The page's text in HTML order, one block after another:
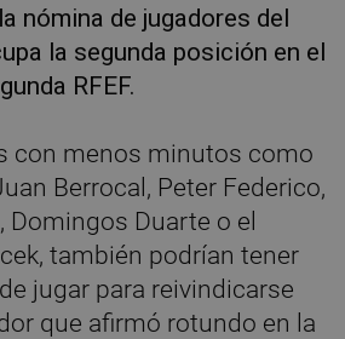
nómina de jugadores del
la segunda posición en el
RFEF.
con menos minutos como
Berrocal, Peter Federico,
Domingos Duarte o el
también podrían tener
jugar para reivindicarse
que afirmó rotundo en la